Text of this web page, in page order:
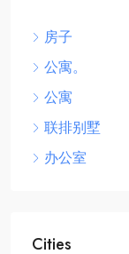
Home Theater
房子
公寓。
公寓
联排别墅
办公室
Cities